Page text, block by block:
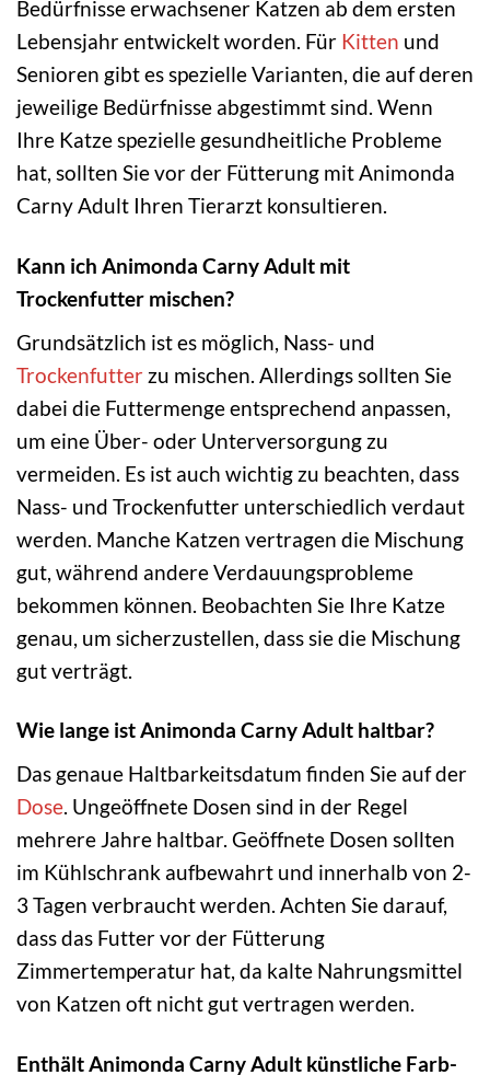
Bedürfnisse erwachsener Katzen ab dem ersten
Lebensjahr entwickelt worden. Für Kitten und
Senioren gibt es spezielle Varianten, die auf deren
jeweilige Bedürfnisse abgestimmt sind. Wenn
Ihre Katze spezielle gesundheitliche Probleme
hat, sollten Sie vor der Fütterung mit Animonda
Carny Adult Ihren Tierarzt konsultieren.
Kann ich Animonda Carny Adult mit
Trockenfutter mischen?
Grundsätzlich ist es möglich, Nass- und
Trockenfutter zu mischen. Allerdings sollten Sie
dabei die Futtermenge entsprechend anpassen,
um eine Über- oder Unterversorgung zu
vermeiden. Es ist auch wichtig zu beachten, dass
Nass- und Trockenfutter unterschiedlich verdaut
werden. Manche Katzen vertragen die Mischung
gut, während andere Verdauungsprobleme
bekommen können. Beobachten Sie Ihre Katze
genau, um sicherzustellen, dass sie die Mischung
gut verträgt.
Wie lange ist Animonda Carny Adult haltbar?
Das genaue Haltbarkeitsdatum finden Sie auf der
Dose. Ungeöffnete Dosen sind in der Regel
mehrere Jahre haltbar. Geöffnete Dosen sollten
im Kühlschrank aufbewahrt und innerhalb von 2-
3 Tagen verbraucht werden. Achten Sie darauf,
dass das Futter vor der Fütterung
Zimmertemperatur hat, da kalte Nahrungsmittel
von Katzen oft nicht gut vertragen werden.
Enthält Animonda Carny Adult künstliche Farb-